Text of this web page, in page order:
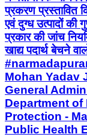
प्रकरण प्रस्तावित
एवं दुग्ध उत्पादों
प्रकार की जांच
खाद्य पदार्थ बेचने
Mohan Yadav
General
Department
Protection -
Public Health